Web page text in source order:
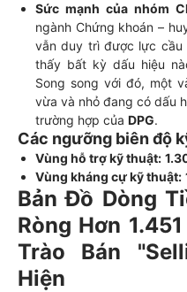
Sức mạnh của nhóm
ngành Chứng khoán –
vẫn duy trì được lực cầu
thấy bất kỳ dấu hiệu
Song song với đó, một
vừa và nhỏ đang có dấu
trường hợp của DPG.
Các ngưỡng biên độ
Vùng hỗ trợ kỹ thuật:
Vùng kháng cự kỹ thuật:
Bản Đồ Dòng
Ròng Hơn
Trào Bán
Hiện